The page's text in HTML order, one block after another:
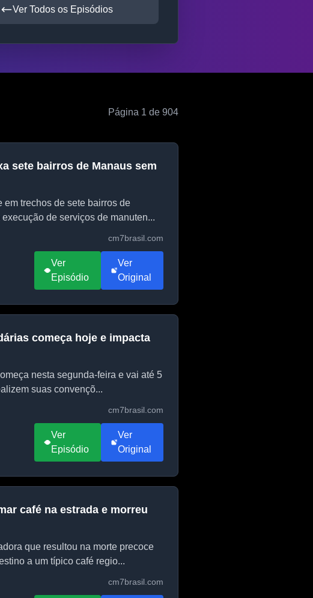
Ver Todos os Episódios
Página 1 de 904
sete bairros de Manaus sem
em trechos de sete bairros de
de serviços de manuten...
cm7brasil.com
Ver
Episódio
Ver
Original
começa hoje e impacta
nesta segunda-feira e vai até 5
suas convençõ...
cm7brasil.com
Ver
Episódio
Ver
Original
café na estrada e morreu
que resultou na morte precoce
a um típico café regio...
cm7brasil.com